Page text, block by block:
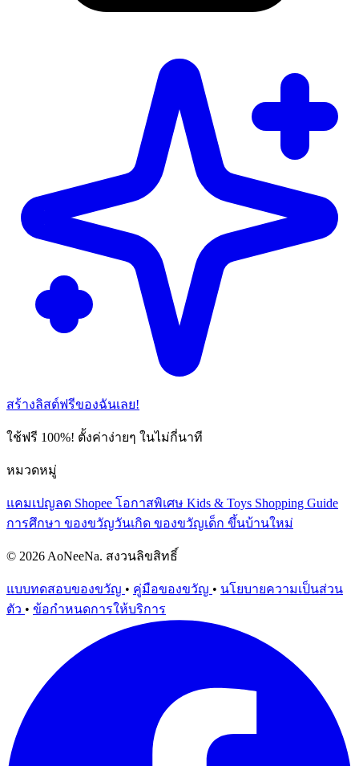
สร้างลิสต์ฟรีของฉันเลย!
ใช้ฟรี 100%! ตั้งค่าง่ายๆ ในไม่กี่นาที
หมวดหมู่
แคมเปญลด Shopee โอกาสพิเศษ Kids & Toys Shopping Guide
การศึกษา ของขวัญวันเกิด ของขวัญเด็ก ขึ้นบ้านใหม่
© 2026 AoNeeNa. สงวนลิขสิทธิ์
แบบทดสอบของขวัญ • คู่มือของขวัญ • นโยบายความเป็นส่วน
ตัว • ข้อกำหนดการให้บริการ